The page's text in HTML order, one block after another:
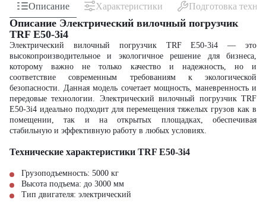
Описание Характеристики Подготовка
Описание Электрический вилочный погрузчик
TRF E50-3i4
Электрический вилочный погрузчик TRF E50-3i4 — это
высокопроизводительное и экологичное решение для бизнеса,
которому важно не только качество и надежность, но и
соответствие современным требованиям к экологической
безопасности. Данная модель сочетает мощность, маневренность и
передовые технологии. Электрический вилочный погрузчик TRF
E50-3i4 идеально подходит для перемещения тяжелых грузов как в
помещении, так и на открытых площадках, обеспечивая
стабильную и эффективную работу в любых условиях.
Технические характеристики TRF E50-3i4
Грузоподъемность: 5000 кг
Высота подъема: до 3000 мм
Тип двигателя: электрический